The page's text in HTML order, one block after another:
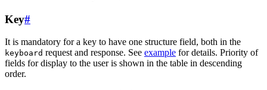
Key#
It is mandatory for a key to have one structure field, both in the
keyboard request and response. See example for details. Priority of
fields for display to the user is shown in the table in descending
order.